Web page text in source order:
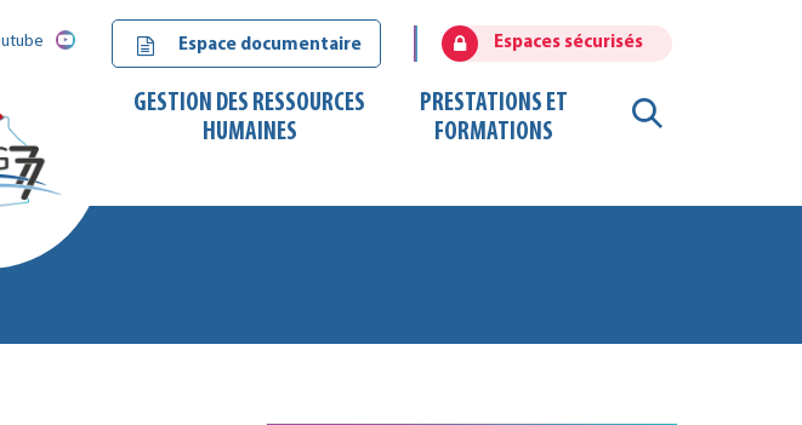
Espace documentaire Espaces sécurisés
GESTION DES RESSOURCES
HUMAINES
PRESTATIONS ET
FORMATIONS